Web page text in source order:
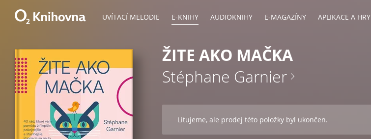
UVÍTACÍ MELODIE E-KNIHY AUDIOKNIHY E-MAGAZÍNY APLIKACE A HRY
ŽITE AKO MAČKA
Stéphane Garnier
Litujeme, ale prodej této položky byl ukončen.